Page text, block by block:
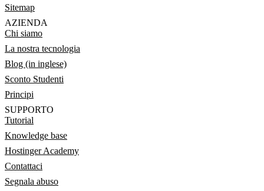
Sitemap
AZIENDA
Chi siamo
La nostra tecnologia
Blog (in inglese)
Sconto Studenti
Principi
SUPPORTO
Tutorial
Knowledge base
Hostinger Academy
Contattaci
Segnala abuso